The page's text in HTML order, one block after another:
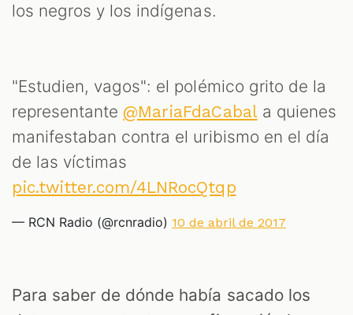
los negros y los indígenas.
"Estudien, vagos": el polémico grito de la
representante @MariaFdaCabala quienes
manifestaban contra el uribismo en el día
de las víctimas
pic.twitter.com/4LNRocQtqp
— RCN Radio (@rcnradio) 10 de abril de 2017
Para saber de dónde había sacado los